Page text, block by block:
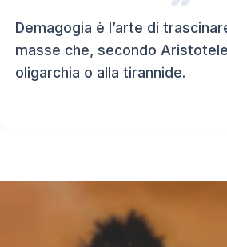
Demagogia è l’arte di
masse che, secondo
oligarchia o alla tirannide.